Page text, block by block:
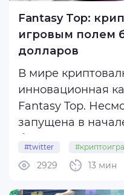
Fantasy Top:
игровым полем
долларов
В мире
инновационная
Fantasy Top.
запущена в
прибыльных
заработала
фэнтези-картах.
#twitter #криптоигра
13 мин
2929